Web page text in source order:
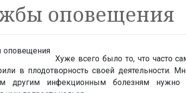
оповещения
Хуже всего было то, что часто
в плодотворность своей деятельности.
другим инфекционным болезням нужно